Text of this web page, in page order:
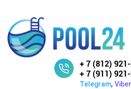
+ 7 (812)
+ 7 (911)
Telegram, Viber